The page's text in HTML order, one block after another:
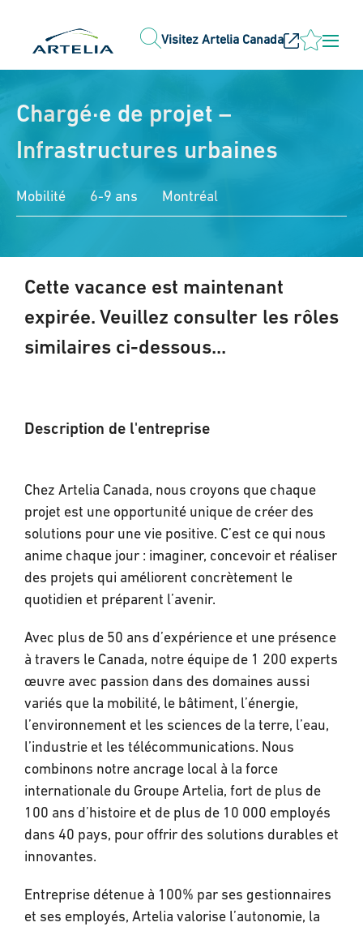
Visitez Artelia Canada
Chargé·e de projet –
Infrastructures urbaines
Mobilité 6-9 ans Montréal
Cette vacance est maintenant
expirée. Veuillez consulter les rôles
similaires ci-dessous...
Description de l'entreprise
Chez Artelia Canada, nous croyons que chaque
projet est une opportunité unique de créer des
solutions pour une vie positive. C’est ce qui nous
anime chaque jour : imaginer, concevoir et réaliser
des projets qui améliorent concrètement le
quotidien et préparent l’avenir.
Avec plus de 50 ans d’expérience et une présence
à travers le Canada, notre équipe de 1 200 experts
œuvre avec passion dans des domaines aussi
variés que la mobilité, le bâtiment, l’énergie,
l’environnement et les sciences de la terre, l’eau,
l’industrie et les télécommunications. Nous
combinons notre ancrage local à la force
internationale du Groupe Artelia, fort de plus de
100 ans d’histoire et de plus de 10 000 employés
dans 40 pays, pour offrir des solutions durables et
innovantes.
Entreprise détenue à 100% par ses gestionnaires
et ses employés, Artelia valorise l’autonomie, la